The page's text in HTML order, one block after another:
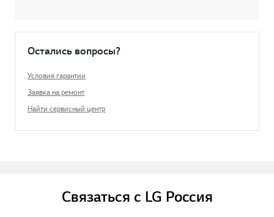
Остались вопросы?
Условия гарантии
Заявка на ремонт
Найти сервисный центр
Связаться с LG Россия